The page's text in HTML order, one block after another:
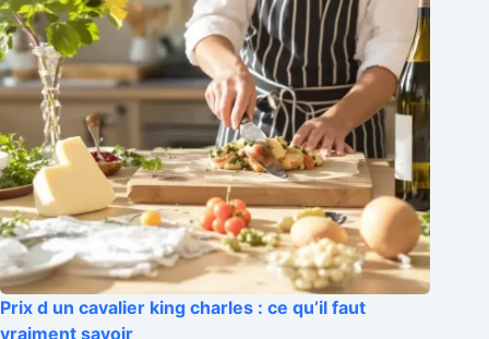
Prix d un cavalier king charles : ce qu’il faut
vraiment savoir